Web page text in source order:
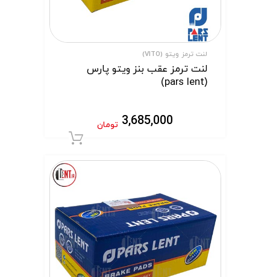
لنت ترمز ویتو (VITO)
لنت ترمز عقب بنز ویتو پارس
(pars lent)
3,685,000 تومان